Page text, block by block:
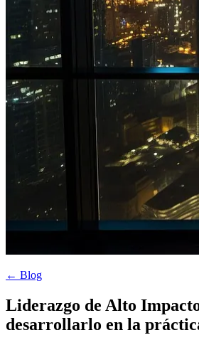
← Blog
Liderazgo de Alto
desarrollarlo en la